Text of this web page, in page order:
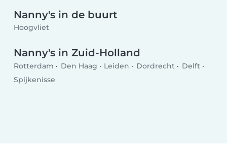
Nanny's in de buurt
Hoogvliet
Nanny's in Zuid-Holland
Rotterdam Den Haag Leiden Dordrecht
Delft
Spijkenisse